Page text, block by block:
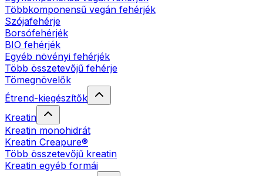
Többkomponensű vegán fehérjék
Szójafehérje
Borsófehérjék
BIO fehérjék
Egyéb növényi fehérjék
Több összetevőjű fehérje
Tömegnövelők
Étrend-kiegészítők
Kreatin
Kreatin monohidrát
Kreatin Creapure®
Több összetevőjű kreatin
Kreatin egyéb formái